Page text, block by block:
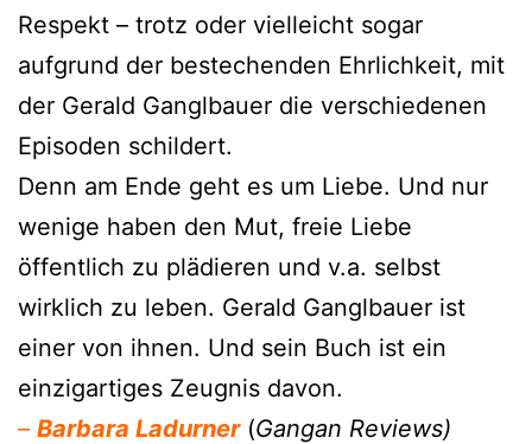
Respekt – trotz oder vielleicht sogar
aufgrund der bestechenden Ehrlichkeit, mit
der Gerald Ganglbauer die verschiedenen
Episoden schildert.
Denn am Ende geht es um Liebe. Und nur
wenige haben den Mut, freie Liebe
öffentlich zu plädieren und v.a. selbst
wirklich zu leben. Gerald Ganglbauer ist
einer von ihnen. Und sein Buch ist ein
einzigartiges Zeugnis davon.
– Barbara Ladurner(Gangan Reviews)